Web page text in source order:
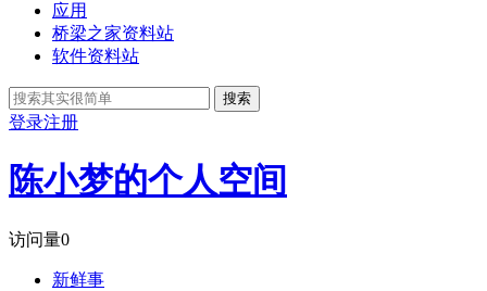
应用
桥梁之家资料站
软件资料站
搜索
登录注册
陈小梦的个人空间
访问量0
新鲜事